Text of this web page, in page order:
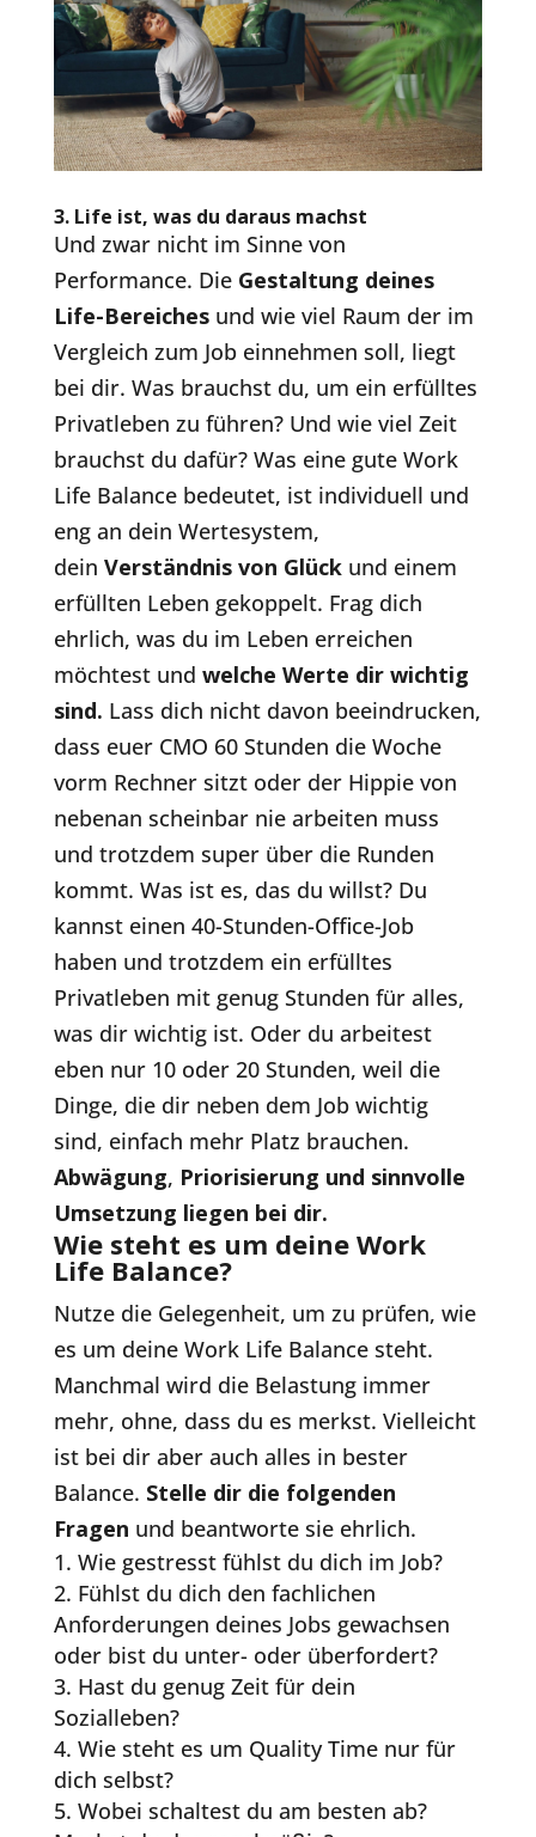
3. Life ist, was du daraus machst
Und zwar nicht im Sinne von
Performance. DieGestaltung deines
Life-Bereiches und wie viel Raum der im
Vergleich zum Job einnehmen soll, liegt
bei dir. Was brauchst du, um ein erfülltes
Privatleben zu führen? Und wie viel Zeit
brauchst du dafür? Was eine gute Work
Life Balance bedeutet, ist individuell und
eng an dein Wertesystem,
dein Verständnis von Glück und einem
erfüllten Leben gekoppelt. Frag dich
ehrlich, was du im Leben erreichen
möchtest und welche Werte dir wichtig
sind. Lass dich nicht davon beeindrucken,
dass euer CMO 60 Stunden die Woche
vorm Rechner sitzt oder der Hippie von
nebenan scheinbar nie arbeiten muss
und trotzdem super über die Runden
kommt. Was ist es, das du willst? Du
kannst einen 40-Stunden-Office-Job
haben und trotzdem ein erfülltes
Privatleben mit genug Stunden für alles,
was dir wichtig ist. Oder du arbeitest
eben nur 10 oder 20 Stunden, weil die
Dinge, die dir neben dem Job wichtig
sind, einfach mehr Platz brauchen.
Abwägung, Priorisierung und sinnvolle
Umsetzung liegen bei dir.
Wie steht es um deine Work
Life Balance?
Nutze die Gelegenheit, um zu prüfen, wie
es um deine Work Life Balance steht.
Manchmal wird die Belastung immer
mehr, ohne, dass du es merkst. Vielleicht
ist bei dir aber auch alles in bester
Balance. Stelle dir die folgenden
Fragen und beantworte sie ehrlich.
Wie gestresst fühlst du dich im Job?
Fühlst du dich den fachlichen
Anforderungen deines Jobs gewachsen
oder bist du unter- oder überfordert?
Hast du genug Zeit für dein
Sozialleben?
Wie steht es um Quality Time nur für
dich selbst?
Wobei schaltest du am besten ab?